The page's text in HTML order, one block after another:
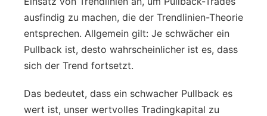
ausfindig zu machen, die der Trendlinien-Theorie
entsprechen. Allgemein gilt: Je schwächer ein
Pullback ist, desto wahrscheinlicher ist es, dass
sich der Trend fortsetzt.
Das bedeutet, dass ein schwacher Pullback es
wert ist, unser wertvolles Tradingkapital zu